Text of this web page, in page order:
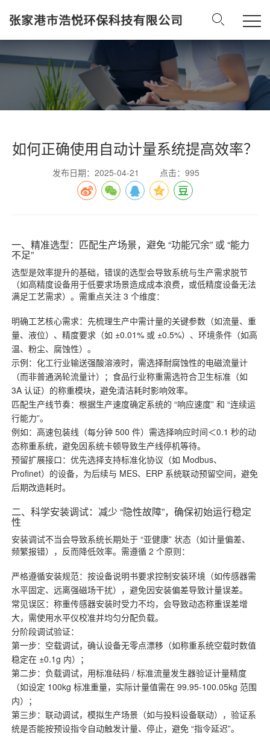
如何正确使用自动计量系统提高效率？
发布日期：2025-04-21 点击：995
一、精准选型：匹配生产场景，避免 “功能冗余” 或 “能力
不足”
选型是效率提升的基础，错误的选型会导致系统与生产需求脱节
（如高精度设备用于低要求场景造成成本浪费，或低精度设备无法
满足工艺需求）。需重点关注 3 个维度：
明确工艺核心需求：先梳理生产中需计量的关键参数（如流量、重
量、液位）、精度要求（如 ±0.01% 或 ±0.5%）、环境条件（如高
温、粉尘、腐蚀性）。
示例：化工行业输送强酸溶液时，需选择耐腐蚀性的电磁流量计
（而非普通涡轮流量计）；食品行业称重需选符合卫生标准（如
3A 认证）的称重模块，避免清洁耗时影响效率。
匹配生产线节奏：根据生产速度确定系统的 “响应速度” 和 “连续运
行能力”。
例如：高速包装线（每分钟 500 件）需选择响应时间＜0.1 秒的动
态称重系统，避免因系统卡顿导致生产线停机等待。
预留扩展接口：优先选择支持标准化协议（如 Modbus、
Profinet）的设备，为后续与 MES、ERP 系统联动预留空间，避免
后期改造耗时。
二、科学安装调试：减少 “隐性故障”，确保初始运行稳定
性
安装调试不当会导致系统长期处于 “亚健康” 状态（如计量偏差、
频繁报错），反而降低效率。需遵循 2 个原则：
严格遵循安装规范：按设备说明书要求控制安装环境（如传感器需
水平固定、远离强磁场干扰），避免因安装偏差导致计量误差。
常见误区：称重传感器安装时受力不均，会导致动态称重误差增
大，需使用水平仪校准并均匀分配负载。
分阶段调试验证：
第一步：空载调试，确认设备无零点漂移（如称重系统空载时数值
稳定在 ±0.1g 内）；
第二步：负载调试，用标准砝码 / 标准流量发生器验证计量精度
（如设定 100kg 标准重量，实际计量值需在 99.95-100.05kg 范围
内）；
第三步：联动调试，模拟生产场景（如与投料设备联动），验证系
统是否能按预设指令自动触发计量、停止，避免 “指令延迟”。